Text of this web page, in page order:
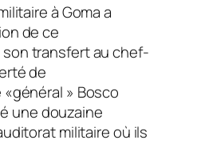
à Goma a
de ce
transfert au chef-
de
» Bosco
une douzaine
militaire où ils